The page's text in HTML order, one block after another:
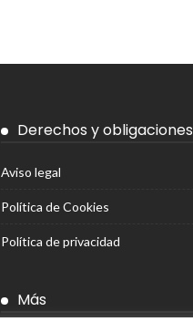
Derechos y obligaciones
Aviso legal
Política de Cookies
Política de privacidad
Más